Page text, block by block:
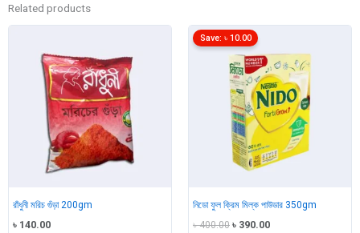
Related products
রাঁধুনী মরিচ গুঁড়া 200gm
৳ 140.00
নিডো ফুল ক্রিম মিল্ক পাউডার 350gm
৳400.00 Original
৳ 390.00Current
Save: ৳ 10.00